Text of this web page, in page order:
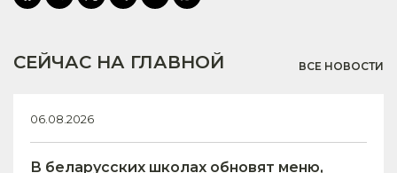
СЕЙЧАС НА ГЛАВНОЙ ВСЕ НОВОСТИ
06.08.2026
В беларусских школах обновят меню,